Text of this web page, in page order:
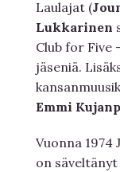
Laulajat (
Lukkarinen
Club for Five
jäseniä.
Emmi
Vuonna 1974
on